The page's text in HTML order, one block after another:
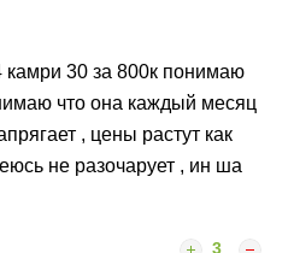
камри 30 за 800к понимаю
что она каждый месяц
, цены растут как
не разочарует , ин ша
3